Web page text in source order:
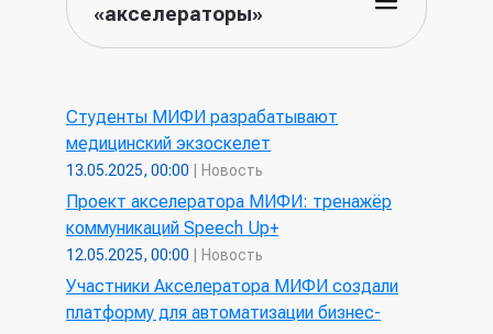
Студенты МИФИ разрабатывают
медицинский экзоскелет
13.05.2025, 00:00 Новость
Проект акселератора МИФИ: тренажёр
коммуникаций Speech Up+
12.05.2025, 00:00 Новость
Участники Акселератора МИФИ создали
платформу для автоматизации бизнес-
«акселераторы»